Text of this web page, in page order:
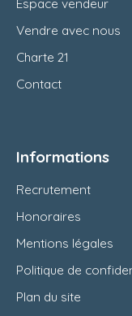
Espace vendeur
Vendre avec nous
Charte 21
Contact
Informations
Recrutement
Honoraires
Mentions légales
Politique de
Plan du site